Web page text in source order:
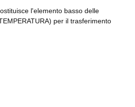
l'elemento basso delle
per il trasferimento